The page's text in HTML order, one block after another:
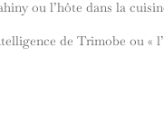
ou l’hôte dans la
de Trimobe ou «